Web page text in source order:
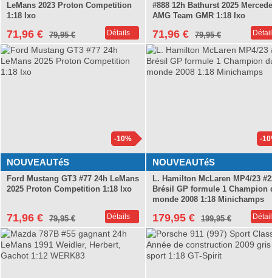
VR46 Minichamps
BMW M4 GT3 VALENTINO ROSSI
WRT LIMITED EDITIONS
LeMans 2023 Proton Competition
1:18 Ixo
71,96 € 79,95 € Détails
#888 12h Bathurst 2025
AMG Team GMR 1:18 Ixo
71,96 € 79,95 €
NOUVEAUTéS
-10%
Ford Mustang GT3 #77 24h LeMans
2025 Proton Competition 1:18 Ixo
71,96 € 79,95 € Détails
NOUVEAUTéS
-
L. Hamilton McLaren MP4/23
Brésil GP formule 1 Champion
monde 2008 1:18 Minichamps
179,95 € 199,95 €